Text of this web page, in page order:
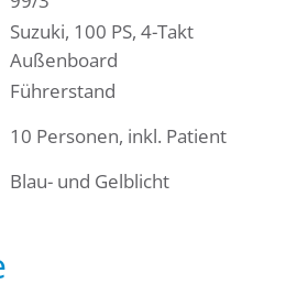
Suzuki, 100 PS, 4-Takt
Außenboard
Führerstand
10 Personen, inkl. Patient
Blau- und Gelblicht